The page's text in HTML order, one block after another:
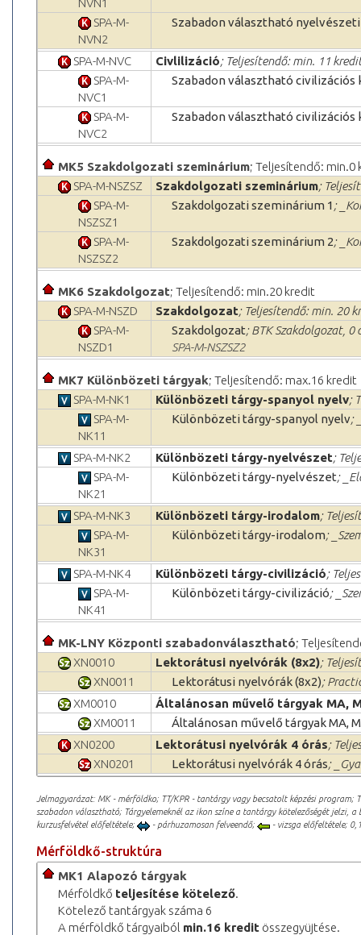
NVN1
SPA-M-
NVN2
Szabadon választható nyelvészeti
SPA-M-NVC Civlilizáció; Teljesítendő: min. 11
SPA-M-
NVC1
Szabadon választható civilizációs
SPA-M-
NVC2
Szabadon választható civilizációs
MK5 Szakdolgozati szeminárium; Teljesítendő: min.0
SPA-M-NSZSZ
Szakdolgozati szeminárium;
SPA-M-
NSZSZ1
Szakdolgozati szeminárium 1;
SPA-M-
NSZSZ2
Szakdolgozati szeminárium 2;
MK6 Szakdolgozat; Teljesítendő: min.20 kredit
SPA-M-NSZD
Szakdolgozat; Teljesítendő: min. 20
SPA-M-
NSZD1
Szakdolgozat; BTK Szakdolgozat,
SPA-M-NSZSZ2
MK7 Különbözeti tárgyak; Teljesítendő: max.16 kredit
SPA-M-NK1
Különbözeti tárgy-spanyol nyelv;
SPA-M-
NK11
Különbözeti tárgy-spanyol nyelv;
SPA-M-NK2 Különbözeti tárgy-nyelvészet;
SPA-M-
NK21
Különbözeti tárgy-nyelvészet;
SPA-M-NK3 Különbözeti tárgy-irodalom;
SPA-M-
NK31
Különbözeti tárgy-irodalom;
SPA-M-NK4 Különbözeti tárgy-civilizáció;
SPA-M-
NK41
Különbözeti tárgy-civilizáció;
MK-LNY Központi szabadonválasztható;
XN0010
Lektorátusi nyelvórák (8x2);
XN0011
Lektorátusi nyelvórák (8x2);
XM0010
Általánosan művelő tárgyak MA,
XM0011
Általánosan művelő tárgyak MA,
XN0200
Lektorátusi nyelvórák 4 órás;
XN0201
Lektorátusi nyelvórák 4 órás;
Jelmagyarázat: MK - mérföldko; TT/KPR - tantárgy vagy becsatolt képzési program;
szabadon választható; Tárgyelemeknél az ikon színe a tantárgy kötelezőségét jelzi,
kurzusfelvétel előfeltétele;
- párhuzamosan felveendő; - vizsga előfeltétele;
Mérföldkő-struktúra
MK1 Alapozó tárgyak
Mérföldkő teljesítése kötelező.
Kötelező tantárgyak száma 6
A mérföldkő tárgyaiból min.16 kredit összegyüjtése.